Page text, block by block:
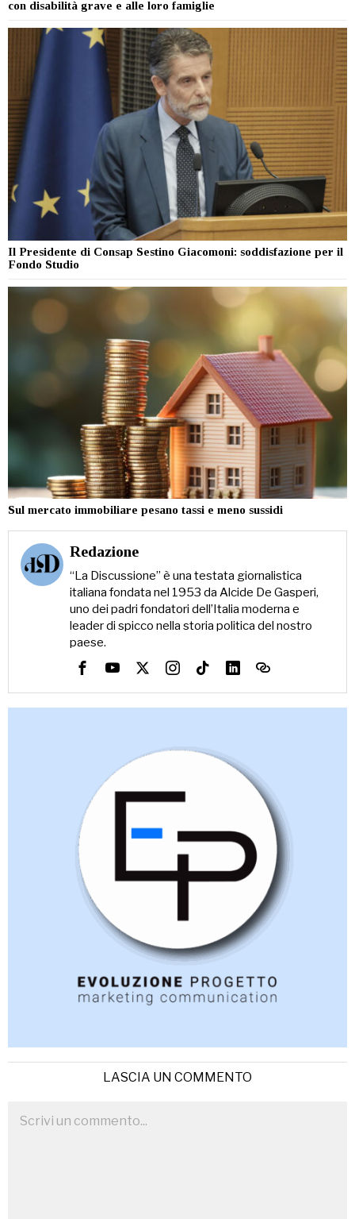
con disabilità grave e alle loro famiglie
Il Presidente di Consap Sestino Giacomoni: soddisfazione per il
Fondo Studio
Sul mercato immobiliare pesano tassi e meno sussidi
Redazione
“La Discussione” è una testata giornalistica
italiana fondata nel 1953 da Alcide De Gasperi,
uno dei padri fondatori dell’Italia moderna e
leader di spicco nella storia politica del nostro
paese.
LASCIA UN COMMENTO